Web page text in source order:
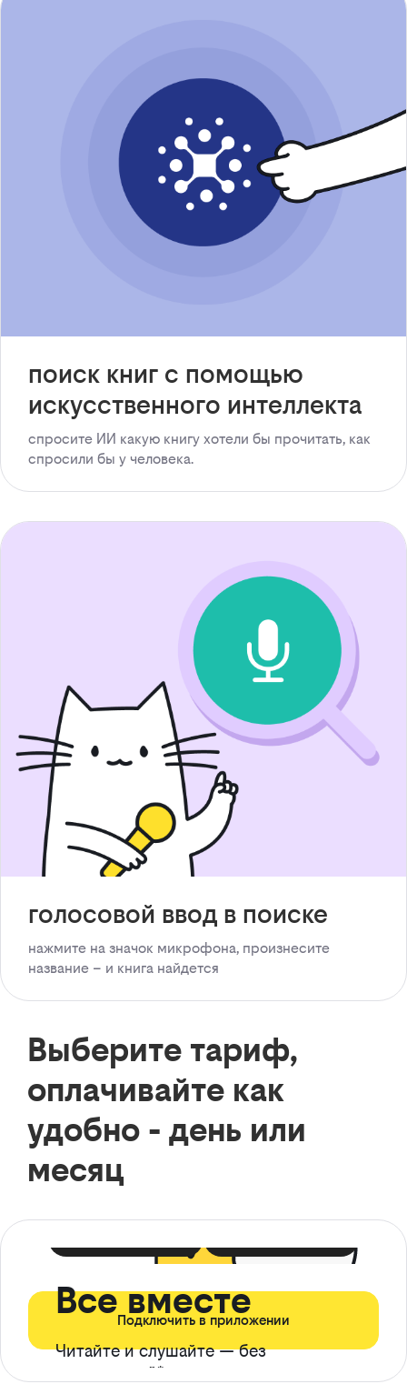
поиск книг с помощью
искусственного интеллекта
спросите ИИ какую книгу хотели бы прочитать, как
спросили бы у человека.
голосовой ввод в поиске
нажмите на значок микрофона, произнесите
название – и книга найдется
Выберите тариф,
оплачивайте как
удобно - день или
месяц
Все вместе
Читайте и слушайте — без
ограничений*
Подключить в приложении